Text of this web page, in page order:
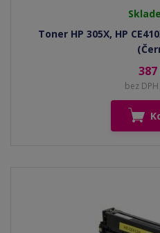
Toner HP 305X, HP
387
bez